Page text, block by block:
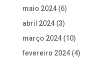
maio 2024(6)
abril 2024(3)
março 2024(10)
fevereiro 2024(4)